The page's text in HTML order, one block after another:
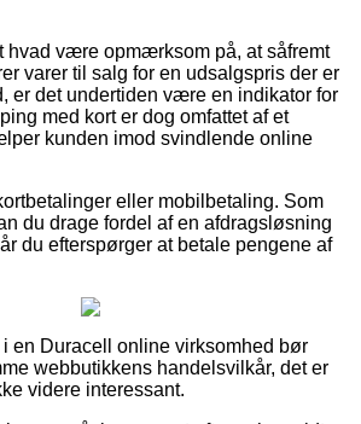
hvad være opmærksom på, at såfremt
varer til salg for en udsalgspris der er
er det undertiden være en indikator for
med kort er dog omfattet af et
kunden imod svindlende online
eller mobilbetaling. Som
du drage fordel af en afdragsløsning
du efterspørger at betale pengene af
en Duracell online virksomhed bør
webbutikkens handelsvilkår, det er
videre interessant.